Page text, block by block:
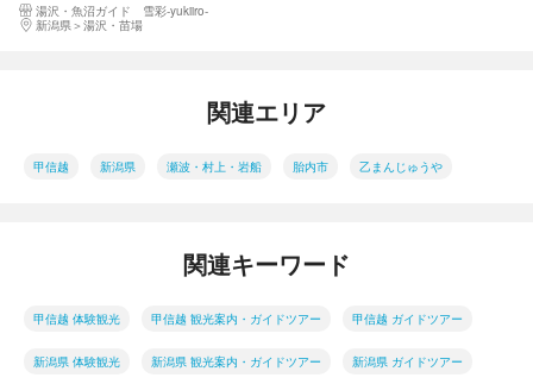
湯沢・魚沼ガイド 雪彩-yukiiro-
新潟県
湯沢・苗場
関連エリア
甲信越 新潟県 瀬波・村上・岩船 胎内市 乙まんじゅうや
関連キーワード
甲信越 体験観光 甲信越 観光案内・ガイドツアー 甲信越 ガイドツアー
新潟県 体験観光 新潟県 観光案内・ガイドツアー 新潟県 ガイドツアー